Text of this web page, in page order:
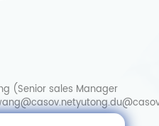
(Senior sales Manager